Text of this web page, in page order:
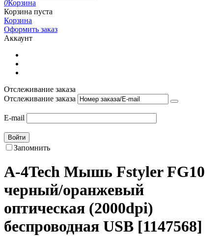
0Корзина
Корзина пуста
Корзина
Оформить заказ
Аккаунт
Отслеживание заказа
Отслеживание заказа
E-mail
Войти
Запомнить
A-4Tech Мышь Fstyler FG10
черный/оранжевый
оптическая (2000dpi)
беспроводная USB [1147568]